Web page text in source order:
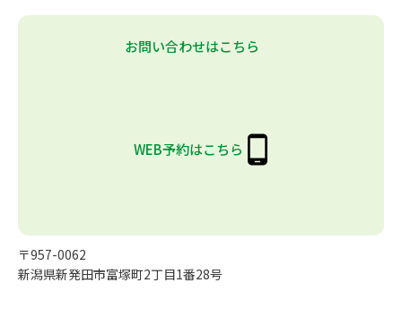
お問い合わせはこちら
WEB予約はこちら
〒957-0062
新潟県新発田市富塚町2丁目1番28号